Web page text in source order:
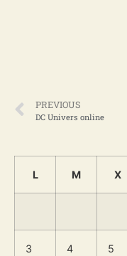
PREVIOUS
DC Univers online
L M X
3 4 5